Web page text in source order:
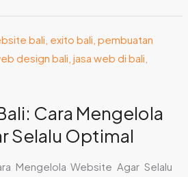
Cara Mengelola
Selalu Optimal
Mengelola Website Agar Selalu